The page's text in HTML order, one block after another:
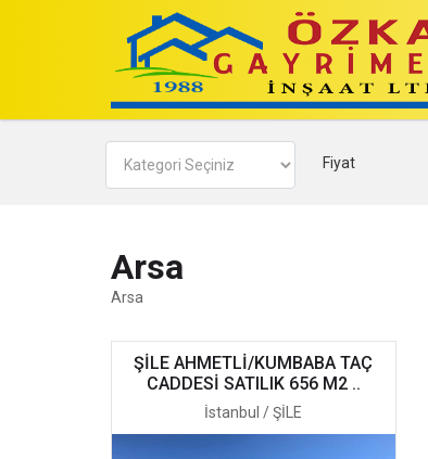
Fiyat
Arsa
Arsa
ŞİLE AHMETLİ/KUMBABA TAÇ
CADDESİ SATILIK 656 M2 ..
İstanbul / ŞİLE